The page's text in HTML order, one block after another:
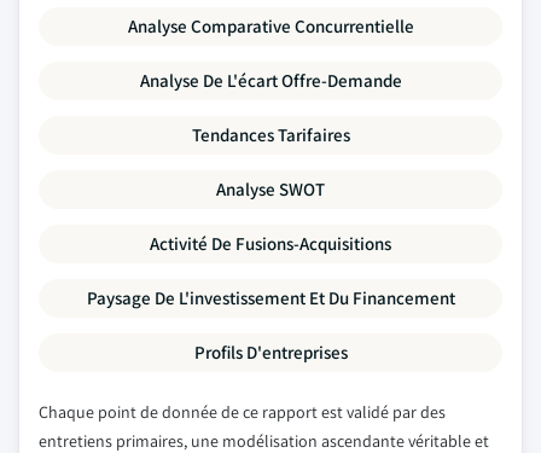
Analyse Comparative Concurrentielle
Analyse De L'écart Offre-Demande
Tendances Tarifaires
Analyse SWOT
Activité De Fusions-Acquisitions
Paysage De L'investissement Et Du Financement
Profils D'entreprises
Chaque point de donnée de ce rapport est validé par des
entretiens primaires, une modélisation ascendante véritable et